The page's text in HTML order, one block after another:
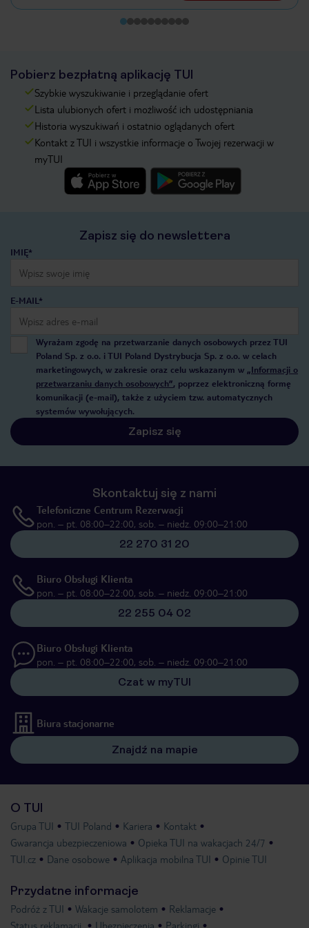
Pobierz bezpłatną aplikację TUI
Szybkie wyszukiwanie i przeglądanie ofert
Lista ulubionych ofert i możliwość ich udostępniania
Historia wyszukiwań i ostatnio oglądanych ofert
Kontakt z TUI i wszystkie informacje o Twojej rezerwacji w
myTUI
Zapisz się do newslettera
IMIĘ*
E-MAIL*
Wyrażam zgodę na przetwarzanie danych osobowych przez TUI
Poland Sp. z o.o. i TUI Poland Dystrybucja Sp. z o.o. w celach
marketingowych, w zakresie oraz celu wskazanym w „Informacji o
przetwarzaniu danych osobowych”, poprzez elektroniczną formę
komunikacji (e-mail), także z użyciem tzw. automatycznych
systemów wywołujących.
Zapisz się
Skontaktuj się z nami
Telefoniczne Centrum Rezerwacji
pon. – pt. 08:00–22:00, sob. – niedz. 09:00–21:00
22 270 31 20
Biuro Obsługi Klienta
pon. – pt. 08:00–22:00, sob. – niedz. 09:00–21:00
22 255 04 02
Biuro Obsługi Klienta
pon. – pt. 08:00–22:00, sob. – niedz. 09:00–21:00
Czat w myTUI
Biura stacjonarne
Znajdź na mapie
O TUI
Grupa TUI TUI Poland Kariera
Kontakt
Gwarancja ubezpieczeniowa
Opieka TUI na wakacjach 24/7
TUI.cz
Dane osobowe Aplikacja mobilna TUI Opinie TUI
Przydatne informacje
Podróż z TUI Wakacje samolotem
Reklamacje
Status reklamacji
Ubezpieczenia Parkingi